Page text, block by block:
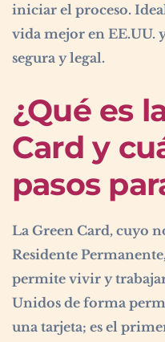
iniciar el proceso.
vida mejor en EE.UU.
segura y legal.
¿Qué es
Card y
pasos
La Green Card, cuyo
Residente
permite vivir y
Unidos de forma
una tarjeta; es el